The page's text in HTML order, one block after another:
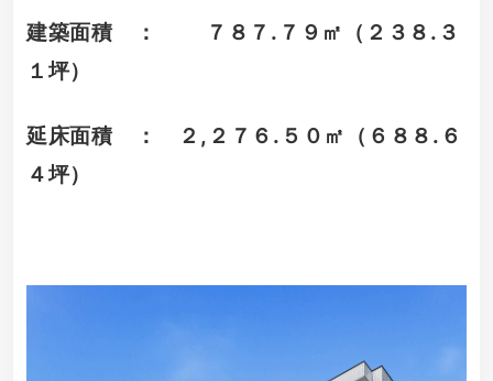
建築面積 ： ７８７.７９㎡（２３８.３
１坪）
延床面積 ： ２,２７６.５０㎡（６８８.６
４坪）